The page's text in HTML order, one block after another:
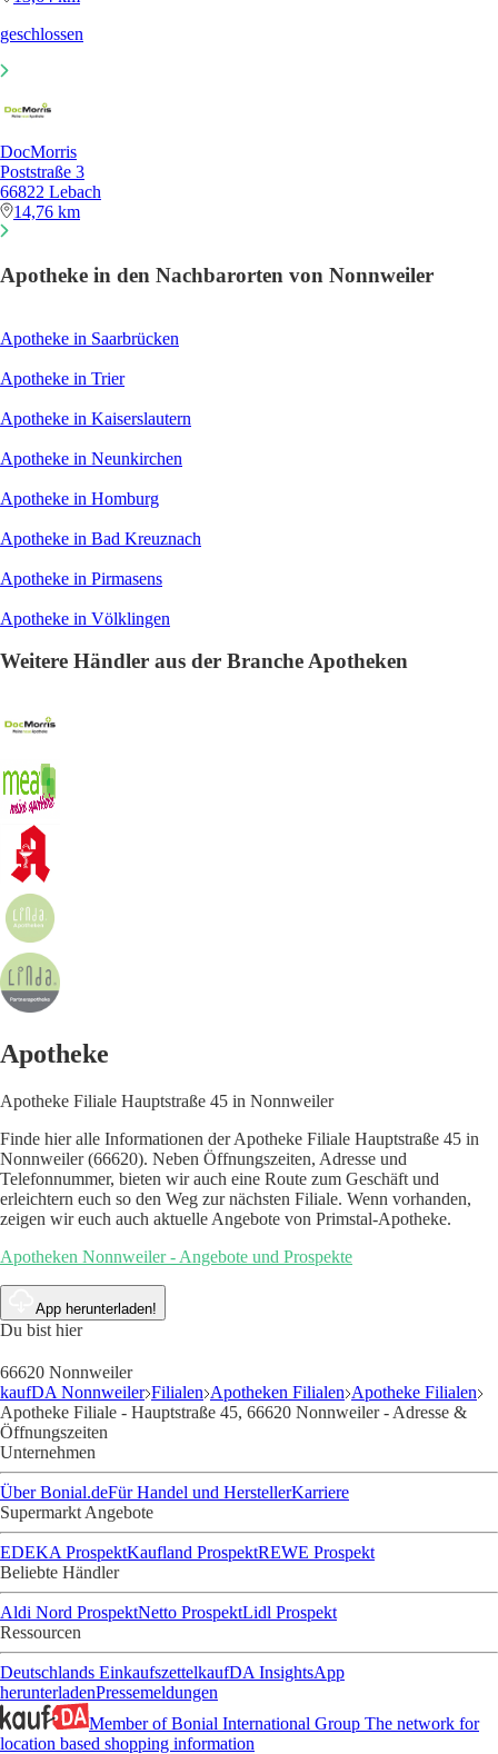
geschlossen
DocMorris
Poststraße 3
66822 Lebach
14,76 km
Apotheke in den Nachbarorten von Nonnweiler
Apotheke in Saarbrücken
Apotheke in Trier
Apotheke in Kaiserslautern
Apotheke in Neunkirchen
Apotheke in Homburg
Apotheke in Bad Kreuznach
Apotheke in Pirmasens
Apotheke in Völklingen
Weitere Händler aus der Branche Apotheken
Apotheke
Apotheke Filiale Hauptstraße 45 in Nonnweiler
Finde hier alle Informationen der Apotheke Filiale Hauptstraße 45 in
Nonnweiler (66620). Neben Öffnungszeiten, Adresse und
Telefonnummer, bieten wir auch eine Route zum Geschäft und
erleichtern euch so den Weg zur nächsten Filiale. Wenn vorhanden,
zeigen wir euch auch aktuelle Angebote von Primstal-Apotheke.
Apotheken Nonnweiler - Angebote und Prospekte
App herunterladen!
Du bist hier
66620 Nonnweiler
kaufDA Nonnweiler Filialen Apotheken Filialen Apotheke Filialen
Apotheke Filiale - Hauptstraße 45, 66620 Nonnweiler - Adresse &
Öffnungszeiten
Unternehmen
Über Bonial.deFür Handel und HerstellerKarriere
Supermarkt Angebote
EDEKA ProspektKaufland ProspektREWE Prospekt
Beliebte Händler
Aldi Nord ProspektNetto ProspektLidl Prospekt
Ressourcen
Deutschlands EinkaufszettelkaufDA InsightsApp
herunterladenPressemeldungen
Member of Bonial International Group The network for
location based shopping information